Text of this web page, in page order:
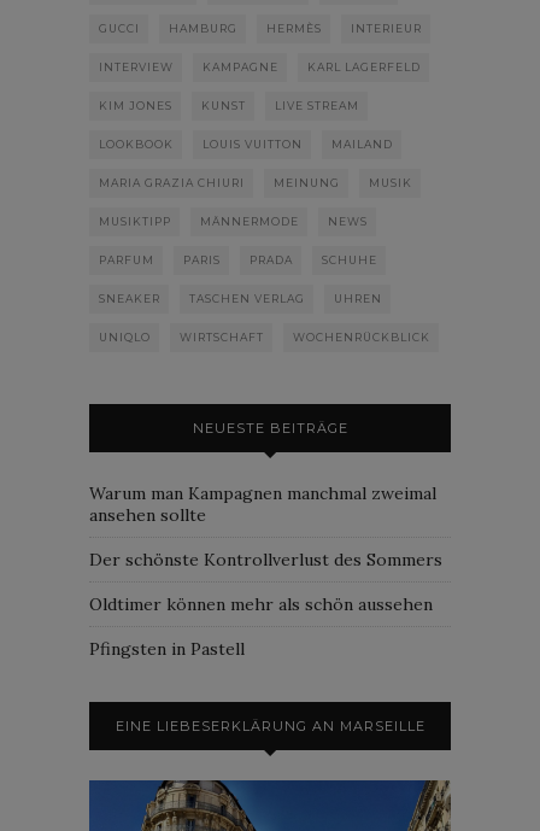
GUCCI HAMBURG HERMÈS INTERIEUR
INTERVIEW KAMPAGNE KARL LAGERFELD
KIM JONES KUNST LIVE STREAM
LOOKBOOK LOUIS VUITTON MAILAND
MARIA GRAZIA CHIURI MEINUNG MUSIK
MUSIKTIPP MÄNNERMODE NEWS
PARFUM PARIS PRADA SCHUHE
SNEAKER TASCHEN VERLAG UHREN
UNIQLO WIRTSCHAFT WOCHENRÜCKBLICK
NEUESTE BEITRÄGE
Warum man Kampagnen manchmal zweimal
ansehen sollte
Der schönste Kontrollverlust des Sommers
Oldtimer können mehr als schön aussehen
Pfingsten in Pastell
EINE LIEBESERKLÄRUNG AN MARSEILLE